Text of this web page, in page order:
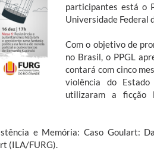
participantes está o
Universidade Federal
Com o objetivo de
no Brasil, o PPGL
contará com cinco
violência do
utilizaram a ficção
e Memória: Caso Goulart:
(ILA/FURG).